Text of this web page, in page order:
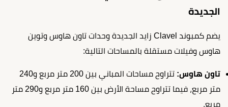
الجديدة
يضم كمبوند Clavel زايد الجديدة وحدات تاون هاوس وتوين
هاوس وفيلات مستقلة بالمساحات التالية:
تاون هاوس:
تتراوح مساحات المباني بين 200 متر مربع و240
متر مربع، فيما تتراوح مساحة الأرض بين 160 متر مربع و290 متر
مربع.